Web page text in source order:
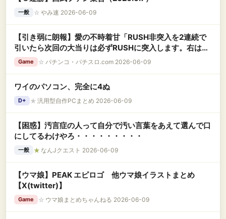
一般 ☆ やみ速 2026-06-09
【引き弱に朗報】愛の不時着甘「RUSH非突入を2連続で
引いたら次回の大当りは必ずRUSHに突入します。右は
1/2の10R3回でLT」←これめっちゃ良くね？
Game ☆ パチンコ・パチスロ.com 2026-06-09
ワイのパソコン、完全に4ぬ
D+ ★ 汎用型自作PCまとめ 2026-06-09
【困惑】汚言症の人って自分で汚い言葉をあえて選んで口
にしてるわけやろ・・・・・・・・・
一般 ★ なんJクエスト 2026-06-09
【ウマ娘】PEAK エピロゴ 他ウマ娘イラストまとめ
【X(twitter)】
Game ☆ ウマ娘まとめちゃんねる 2026-06-09